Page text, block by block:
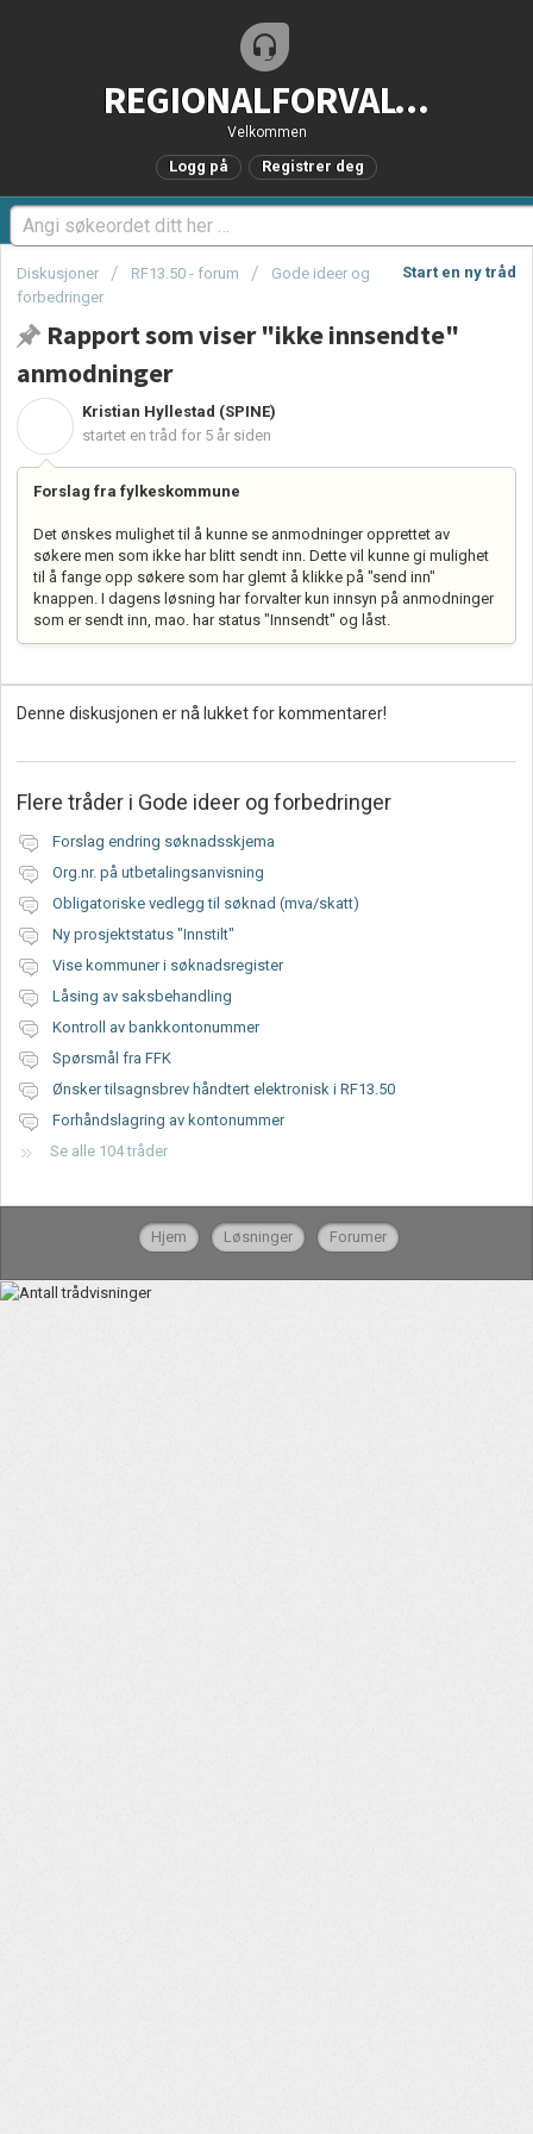
REGIONALFORVALTNING.no - Brukerstøtteportal
Velkommen
Logg på Registrer deg
Start en ny tråd
Diskusjoner RF13.50 - forum
Gode ideer og
forbedringer
Rapport som viser "ikke innsendte"
anmodninger
Kristian Hyllestad (SPINE)
startet en tråd for 5 år siden
Forslag fra fylkeskommune
Det ønskes mulighet til å kunne se anmodninger opprettet av
søkere men som ikke har blitt sendt inn. Dette vil kunne gi mulighet
til å fange opp søkere som har glemt å klikke på "send inn"
knappen. I dagens løsning har forvalter kun innsyn på anmodninger
som er sendt inn, mao. har status "Innsendt" og låst.
Denne diskusjonen er nå lukket for kommentarer!
Flere tråder i Gode ideer og forbedringer
Forslag endring søknadsskjema
Org.nr. på utbetalingsanvisning
Obligatoriske vedlegg til søknad (mva/skatt)
Ny prosjektstatus "Innstilt"
Vise kommuner i søknadsregister
Låsing av saksbehandling
Kontroll av bankkontonummer
Spørsmål fra FFK
Ønsker tilsagnsbrev håndtert elektronisk i RF13.50
Forhåndslagring av kontonummer
Se alle 104 tråder
Hjem Løsninger Forumer